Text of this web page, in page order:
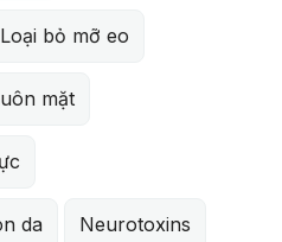
Loại bỏ mỡ eo
mặt
da Neurotoxins